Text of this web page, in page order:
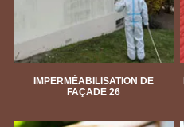
IMPERMÉABILISATION DE
FAÇADE 26